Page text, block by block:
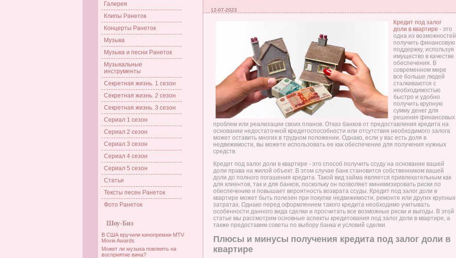
Галерея
Клипы Ранеток
Концерты Ранеток
Музыка
Музыка и песни Ранеток
Музыкальные
инструменты
Секретная жизнь. 1 сезон
Секретная жизнь. 2 сезон
Секретная жизнь. 3 сезон
Сериал 1 сезон
Сериал 2 сезон
Сериал 3 сезон
Сериал 4 сезон
Сериал 5 сезон
Статьи
Тексты песен Ранеток
Фото Ранеток
Шоу-Биз
В США вручили кинопремии MTV
Movie Awards
Может ли музыка повлиять на
восприятие вина?
12-07-2023
Кредит под залог
доли в квартире - это
одна из возможностей
получить финансовую
поддержку, используя
имущество в качестве
обеспечения. В
современном мире
все больше людей
сталкиваются с
необходимостью
быстро и удобно
получить крупную
сумму денег для
решения финансовых
проблем или реализации своих планов. Отказ банков от предоставления кредита на
основании недостаточной кредитоспособности или отсутствия необходимого залога
может оставить многих в трудном положении. Однако, если у вас есть доля в
недвижимости, вы можете использовать ее как обеспечение для получения нужных
средств.
Кредит под залог доли в квартире - это способ получить ссуду на основании вашей
доли права на жилой объект. В этом случае банк становится собственником вашей
доли до полного погашения кредита. Такой вид займа является привлекательным как
для клиентов, так и для банков, поскольку он позволяет минимизировать риски по
обеспечению и повышает вероятность возврата ссуды. Кредит под залог доли в
квартире может быть полезен при покупке недвижимости, ремонте или других крупных
затратах. Однако перед оформлением такого кредита необходимо учитывать
особенности данного вида сделки и просчитать все возможные риски и выгоды. В этой
статье мы рассмотрим основные аспекты кредитования под залог доли в квартире, а
также предоставим советы по выбору банка и условий сделки.
Плюсы и минусы получения кредита под залог доли в
квартире